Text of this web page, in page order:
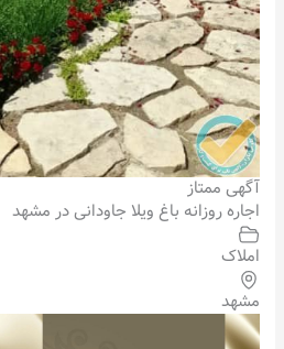
آگهی ممتاز
اجاره روزانه باغ ویلا جاودانی در مشهد
املاک
مشهد